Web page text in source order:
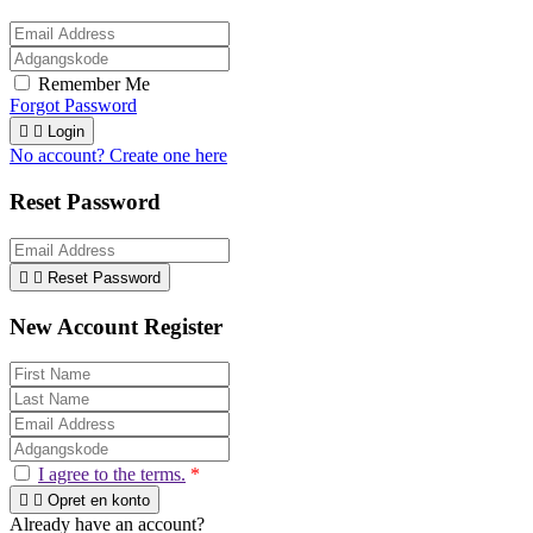
Remember Me
Forgot Password
  Login
No account? Create one here
Reset Password
  Reset Password
New Account Register
I agree to the terms. *
  Opret en konto
Already have an account?